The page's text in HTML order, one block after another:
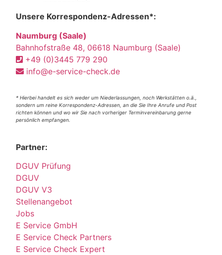
Unsere Korrespondenz-Adressen*:
Naumburg (Saale)
Bahnhofstraße 48, 06618 Naumburg (Saale)
+49 (0)3445 779 290
info@e-service-check.de
* Hierbei handelt es sich weder um Niederlassungen, noch Werkstätten o.ä.,
sondern um reine Korrespondenz-Adressen, an die Sie Ihre Anrufe und Post
richten können und wo wir Sie nach vorheriger Terminvereinbarung gerne
persönlich empfangen.
Partner:
DGUV Prüfung
DGUV
DGUV V3
Stellenangebot
Jobs
E Service GmbH
E Service Check Partners
E Service Check Expert